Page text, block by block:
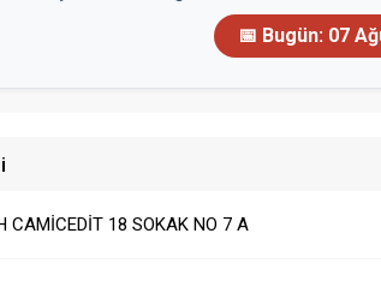
📅 Bugün: 07
CAMİCEDİT 18 SOKAK NO 7 A